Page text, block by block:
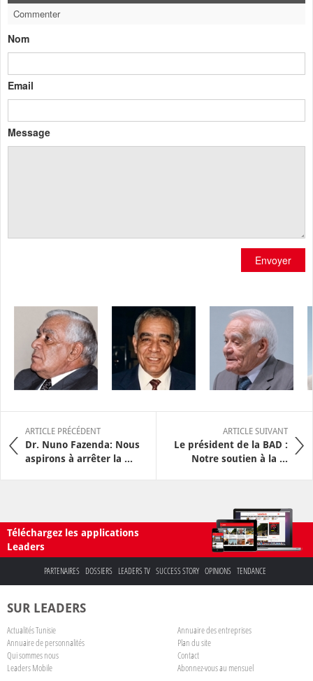
Commenter
Nom
Email
Message
Envoyer
ARTICLE PRÉCÉDENT
Dr. Nuno Fazenda: Nous
aspirons à arrêter la ...
ARTICLE SUIVANT
Le président de la BAD :
Notre soutien à la ...
Téléchargez les applications
Leaders
PARTENAIRES DOSSIERS LEADERS TV SUCCESS STORY OPINIONS TENDANCE
SUR LEADERS
Actualités Tunisie
Annuaire des entreprises
Annuaire de personnalités
Plan du site
Qui sommes nous
Contact
Leaders Mobile
Abonnez-vous au mensuel